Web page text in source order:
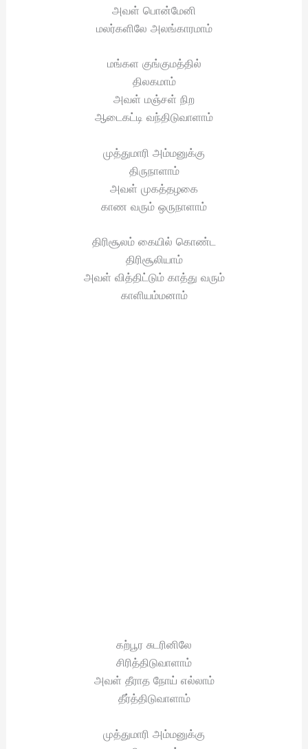
அவள் பொன்மேனி
மலர்களிலே அலங்காரமாம்
மங்கள குங்குமத்தில்
திலகமாம்
அவள் மஞ்சள் நிற
ஆடைகட்டி வந்திடுவாளாம்
முத்துமாரி அம்மனுக்கு
திருநாளாம்
அவள் முகத்தழகை
காண வரும் ஒருநாளாம்
திரிசூலம் கையில் கொண்ட
திரிசூலியாம்
அவள் வித்திட்டும் காத்து வரும்
காளியம்மனாம்
கற்பூர சுடரினிலே
சிரித்திடுவாளாம்
அவள் தீராத நோய் எல்லாம்
தீர்த்திடுவாளாம்
முத்துமாரி அம்மனுக்கு